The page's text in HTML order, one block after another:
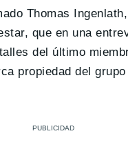
Thomas
que en una
del último
propiedad del